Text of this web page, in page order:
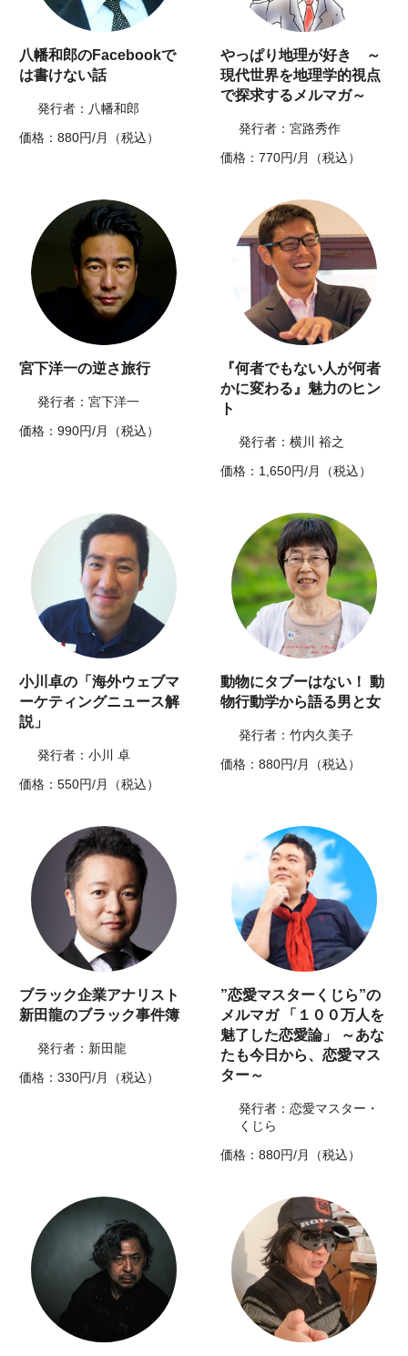
八幡和郎のFacebookで
は書けない話
発行者：八幡和郎
価格：880円/月（税込）
やっぱり地理が好き ～
現代世界を地理学的視点
で探求するメルマガ～
発行者：宮路秀作
価格：770円/月（税込）
宮下洋一の逆さ旅行
発行者：宮下洋一
価格：990円/月（税込）
『何者でもない人が何者
かに変わる』魅力のヒン
ト
発行者：横川 裕之
価格：1,650円/月（税込）
小川卓の「海外ウェブマ
ーケティングニュース解
説」
発行者：小川 卓
価格：550円/月（税込）
動物にタブーはない！ 動
物行動学から語る男と女
発行者：竹内久美子
価格：880円/月（税込）
ブラック企業アナリスト
新田龍のブラック事件簿
発行者：新田龍
価格：330円/月（税込）
”恋愛マスターくじら”の
メルマガ 「１００万人を
魅了した恋愛論」 ～あな
たも今日から、恋愛マス
ター～
発行者：恋愛マスター・
くじら
価格：880円/月（税込）